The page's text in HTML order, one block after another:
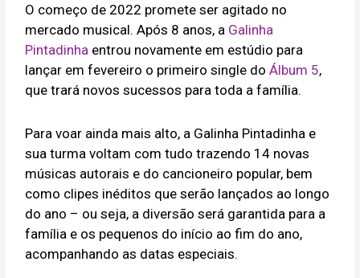
O começo de 2022 promete ser agitado no
mercado musical. Após 8 anos, a Galinha
Pintadinha entrou novamente em estúdio para
lançar em fevereiro o primeiro single doÁlbum 5,
que trará novos sucessos para toda a família.
Para voar ainda mais alto, a Galinha Pintadinha e
sua turma voltam com tudo trazendo 14 novas
músicas autorais e do cancioneiro popular, bem
como clipes inéditos que serão lançados ao longo
do ano – ou seja, a diversão será garantida para a
família e os pequenos do início ao fim do ano,
acompanhando as datas especiais.